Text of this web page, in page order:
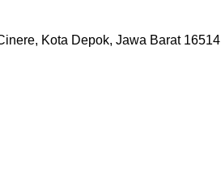
Kota Depok, Jawa Barat 16514